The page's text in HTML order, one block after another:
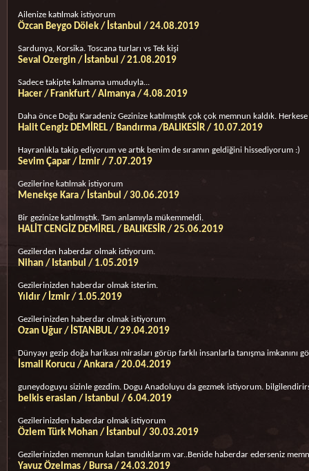
Ailenize katılmak istiyorum
Özcan Beygo Dölek / İstanbul / 24.08.2019
Sardunya, Korsika. Toscana turları vs Tek kişi
Seval Ozergin / İstanbul / 21.08.2019
Sadece takipte kalmama umuduyla...
Hacer / Frankfurt / Almanya / 4.08.2019
Daha önce Doğu Karadeniz Gezinize katılmıştık çok çok memnun kaldık.
Halit Cengiz DEMİREL / Bandırma /BALIKESİR / 10.07.2019
Hayranlıkla takip ediyorum ve artık benim de sıramın geldiğini hissediyorum :)
Sevim Çapar / İzmir / 7.07.2019
Gezilerine katılmak istiyorum
Menekşe Kara / İstanbul / 30.06.2019
Bir gezinize katılmıştık. Tam anlamıyla mükemmeldi.
HALİT CENGİZ DEMİREL / BALIKESİR / 25.06.2019
Gezilerden haberdar olmak istiyorum.
Nihan / Istanbul / 1.05.2019
Gezilerinizden haberdar olmak isterim.
Yıldır / İzmir / 1.05.2019
Gezilerinizden haberdar olmak istiyorum
Ozan Uğur / İSTANBUL / 29.04.2019
Dünyayı gezip doğa harikası mirasları görüp farklı insanlarla tanışma
İsmail Korucu / Ankara / 20.04.2019
guneydoguyu sizinle gezdim. Dogu Anadoluyu da gezmek istiyorum.
belkis eraslan / istanbul / 6.04.2019
Gezilerinizden haberdar olmak istiyorum
Özlem Türk Mohan / İstanbul / 30.03.2019
Gezilerinizden memnun kalan tanıdıklarım var..Benide haberdar ederseniz
Yavuz Özelmas / Bursa / 24.03.2019